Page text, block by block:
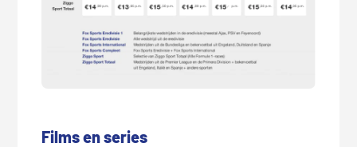
Films en series